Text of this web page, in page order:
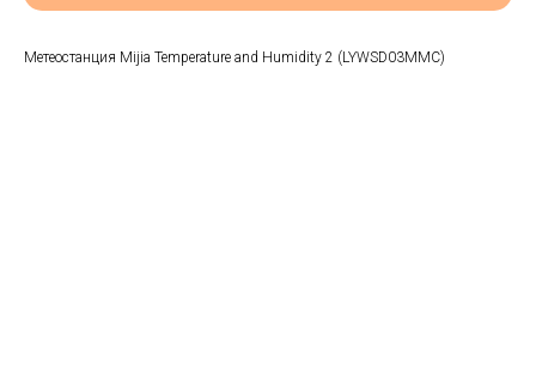
Метеостанция Mijia Temperature and Humidity 2 (LYWSD03MMC)